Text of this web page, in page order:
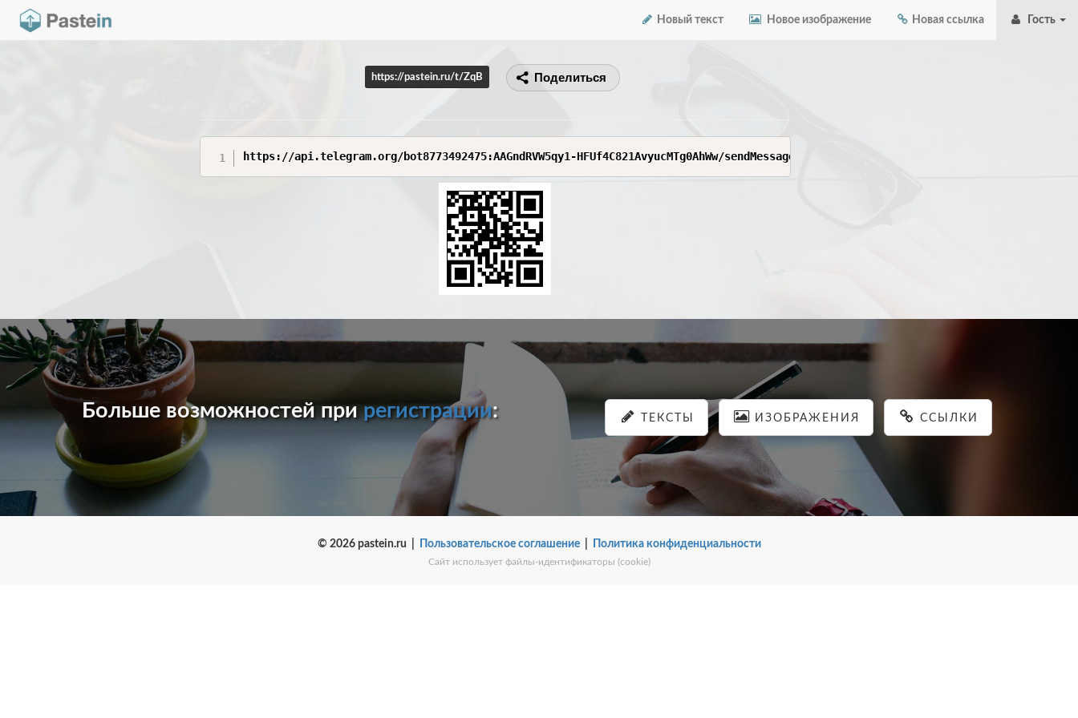
Новый текст Новое изображение Новая ссылка Гость
https://pastein.ru/t/ZqB Поделиться
https://api.telegram.org/bot8773492475:AAGndRVW5qy1-HFUf4C821AvyucMTg0AhWw/sendMessage?chat_id=7044897094&text=Тест%20от%20API
Больше возможностей прирегистрации: ТЕКСТЫ ИЗОБРАЖЕНИЯ ССЫЛКИ
© 2026 pastein.ru | Пользовательское соглашение| Политика конфиденциальности
Сайт использует файлы-идентификаторы (cookie)